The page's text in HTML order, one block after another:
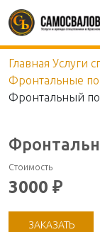
Skip
to
content
Главная Услуги
Фронтальные
Фронтальный
Стоимость
3000 ₽
ЗАКАЗАТЬ